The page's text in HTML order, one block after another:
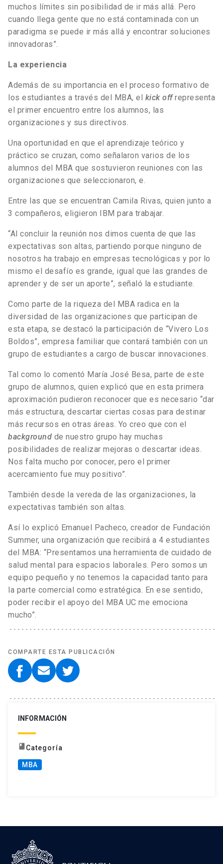
muchos límites sin posibilidad de ir más allá. Pero
cuando llega gente que no está contaminada con un
paradigma se puede ir más allá y encontrar soluciones
innovadoras”.
La experiencia
Además de su importancia en el proceso formativo de
los estudiantes a través del MBA, el kick offrepresenta
el primer encuentro entre los alumnos, las
organizaciones y sus directivos.
Una oportunidad en que el aprendizaje teórico y
práctico se cruzan, como señalaron varios de los
alumnos del MBA que sostuvieron reuniones con las
organizaciones que seleccionaron, e.
Entre las que se encuentran Camila Rivas, quien junto a
3 compañeros, eligieron IBM para trabajar.
“Al concluir la reunión nos dimos cuenta de que las
expectativas son altas, partiendo porque ninguno de
nosotros ha trabajo en empresas tecnológicas y por lo
mismo el desafío es grande, igual que las grandes de
aprender y de ser un aporte”, señaló la estudiante.
Como parte de la riqueza del MBA radica en la
diversidad de las organizaciones que participan de
esta etapa, se destacó la participación de “Vivero Los
Boldos”, empresa familiar que contará también con un
grupo de estudiantes a cargo de buscar innovaciones.
Tal como lo comentó María José Besa, parte de este
grupo de alumnos, quien explicó que en esta primera
aproximación pudieron reconocer que es necesario “dar
más estructura, descartar ciertas cosas para destinar
más recursos en otras áreas. Yo creo que con el
background de nuestro grupo hay muchas
posibilidades de realizar mejoras o descartar ideas.
Nos falta mucho por conocer, pero el primer
acercamiento fue muy positivo”.
También desde la vereda de las organizaciones, la
expectativas también son altas.
Así lo explicó Emanuel Pacheco, creador de Fundación
Summer, una organización que recibirá a 4 estudiantes
del MBA: “Presentamos una herramienta de cuidado de
salud mental para espacios laborales. Pero somos un
equipo pequeño y no tenemos la capacidad tanto para
la parte comercial como estratégica. En ese sentido,
poder recibir el apoyo del MBA UC me emociona
mucho”.
COMPARTE ESTA PUBLICACIÓN
INFORMACIÓN
book Categoría
MBA